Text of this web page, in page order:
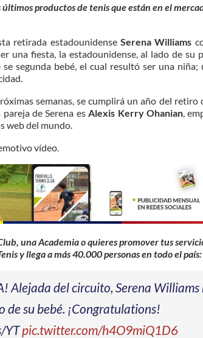
productos de tenis que están en el
retirada estadounidense Serena Williams
una fiesta, la estadounidense, al lado de su
segunda bebé, el cual resultó ser una
semanas, se cumplirá un año del
de Serena esAlexis Kerry Ohanian,
web del mundo.
vídeo.
una Academia o quieres promover tus
y llega a más 40.000 personas en todo el país:
Alejada del circuito, Serena
de su bebé. ¡Congratulations!
YTpic.twitter.com/h4O9miQ1D6